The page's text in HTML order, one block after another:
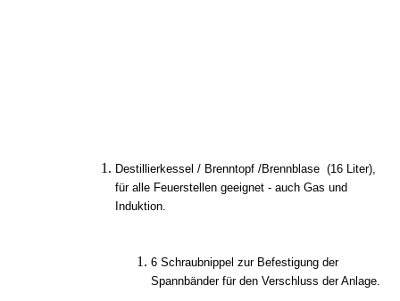
Destillierkessel / Brenntopf /Brennblase (16 Liter),
für alle Feuerstellen geeignet - auch Gas und
Induktion.
6 Schraubnippel zur Befestigung der
Spannbänder für den Verschluss der Anlage.